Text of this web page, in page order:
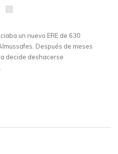
un nuevo ERE de 630
Después de meses
decide deshacerse